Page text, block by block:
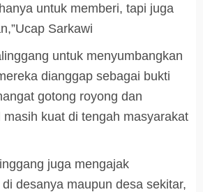
untuk memberi, tapi juga
Sarkawi
untuk menyumbangkan
dianggap sebagai bukti
gotong royong dan
masih kuat di tengah masyarakat
juga mengajak
desanya maupun desa sekitar,